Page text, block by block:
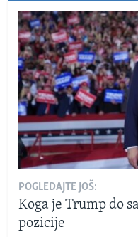
POGLEDAJTE JOŠ:
Koga je Trump do
pozicije